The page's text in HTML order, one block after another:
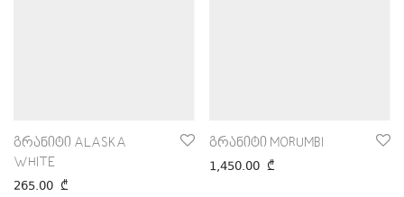
გრანიტი ALASKA
WHITE
265.00 ₾
გრანიტი MORUMBI
1,450.00 ₾